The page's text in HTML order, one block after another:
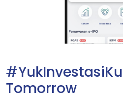
Tomorrow